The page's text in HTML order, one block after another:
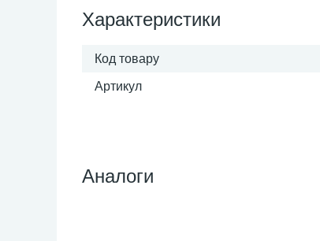
Характеристики
Код товару
Артикул
Аналоги